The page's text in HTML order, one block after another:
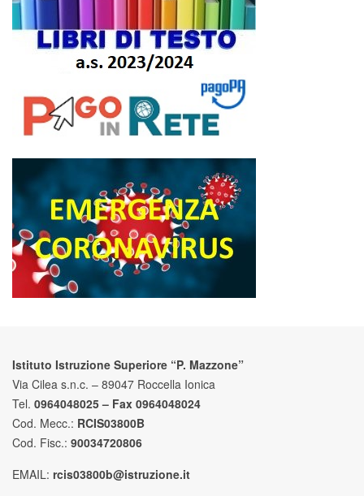
Istituto Istruzione Superiore “P. Mazzone”
Via Cilea s.n.c. – 89047 Roccella Ionica
Tel. 0964048025 – Fax 0964048024
Cod. Mecc.: RCIS03800B
Cod. Fisc.: 90034720806
EMAIL: rcis03800b@istruzione.it